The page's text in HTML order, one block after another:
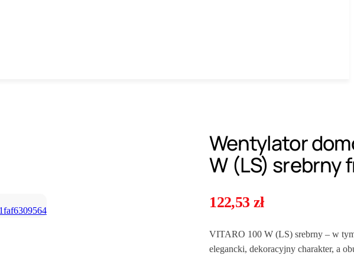
Wentylator
W (LS) srebrny
122,53 zł
VITARO 100 W (LS) srebrny – w
elegancki, dekoracyjny charakter, a